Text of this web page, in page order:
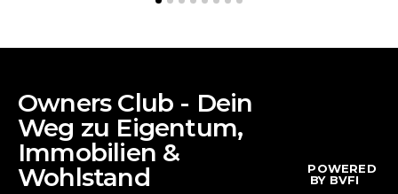
Owners Club - Dein
Weg zu Eigentum,
Immobilien &
Wohlstand
POWERED
BY BVFI